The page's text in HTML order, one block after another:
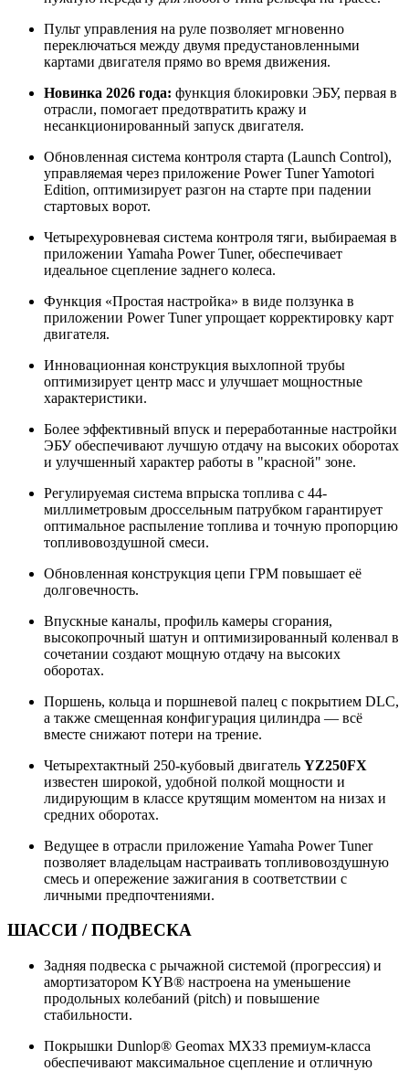
Пульт управления на руле позволяет мгновенно
переключаться между двумя предустановленными
картами двигателя прямо во время движения.
Новинка 2026 года: функция блокировки ЭБУ, первая в
отрасли, помогает предотвратить кражу и
несанкционированный запуск двигателя.
Обновленная система контроля старта (Launch Control),
управляемая через приложение Power Tuner Yamotori
Edition, оптимизирует разгон на старте при падении
стартовых ворот.
Четырехуровневая система контроля тяги, выбираемая в
приложении Yamaha Power Tuner, обеспечивает
идеальное сцепление заднего колеса.
Функция «Простая настройка» в виде ползунка в
приложении Power Tuner упрощает корректировку карт
двигателя.
Инновационная конструкция выхлопной трубы
оптимизирует центр масс и улучшает мощностные
характеристики.
Более эффективный впуск и переработанные настройки
ЭБУ обеспечивают лучшую отдачу на высоких оборотах
и улучшенный характер работы в "красной" зоне.
Регулируемая система впрыска топлива с 44-
миллиметровым дроссельным патрубком гарантирует
оптимальное распыление топлива и точную пропорцию
топливовоздушной смеси.
Обновленная конструкция цепи ГРМ повышает её
долговечность.
Впускные каналы, профиль камеры сгорания,
высокопрочный шатун и оптимизированный коленвал в
сочетании создают мощную отдачу на высоких
оборотах.
Поршень, кольца и поршневой палец с покрытием DLC,
а также смещенная конфигурация цилиндра — всё
вместе снижают потери на трение.
Четырехтактный 250-кубовый двигатель YZ250FX
известен широкой, удобной полкой мощности и
лидирующим в классе крутящим моментом на низах и
средних оборотах.
Ведущее в отрасли приложение Yamaha Power Tuner
позволяет владельцам настраивать топливовоздушную
смесь и опережение зажигания в соответствии с
личными предпочтениями.
ШАССИ / ПОДВЕСКА
Задняя подвеска с рычажной системой (прогрессия) и
амортизатором KYB® настроена на уменьшение
продольных колебаний (pitch) и повышение
стабильности.
Покрышки Dunlop® Geomax MX33 премиум-класса
обеспечивают максимальное сцепление и отличную